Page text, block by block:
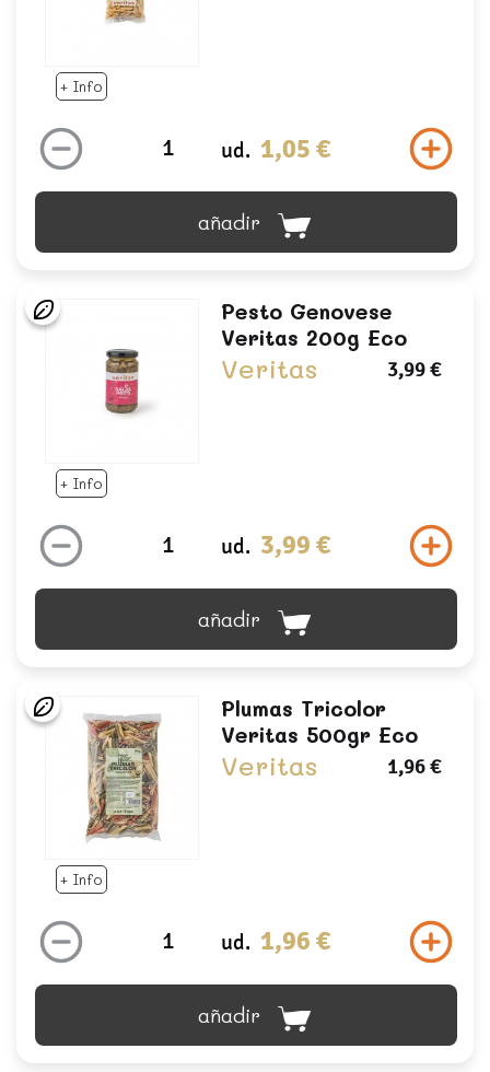
+ Info
ud. 1,05 €
añadir
+ Info
Pesto Genovese
Veritas 200g Eco
Veritas 3,99 €
ud. 3,99 €
añadir
+ Info
Plumas Tricolor
Veritas 500gr Eco
Veritas 1,96 €
ud. 1,96 €
añadir